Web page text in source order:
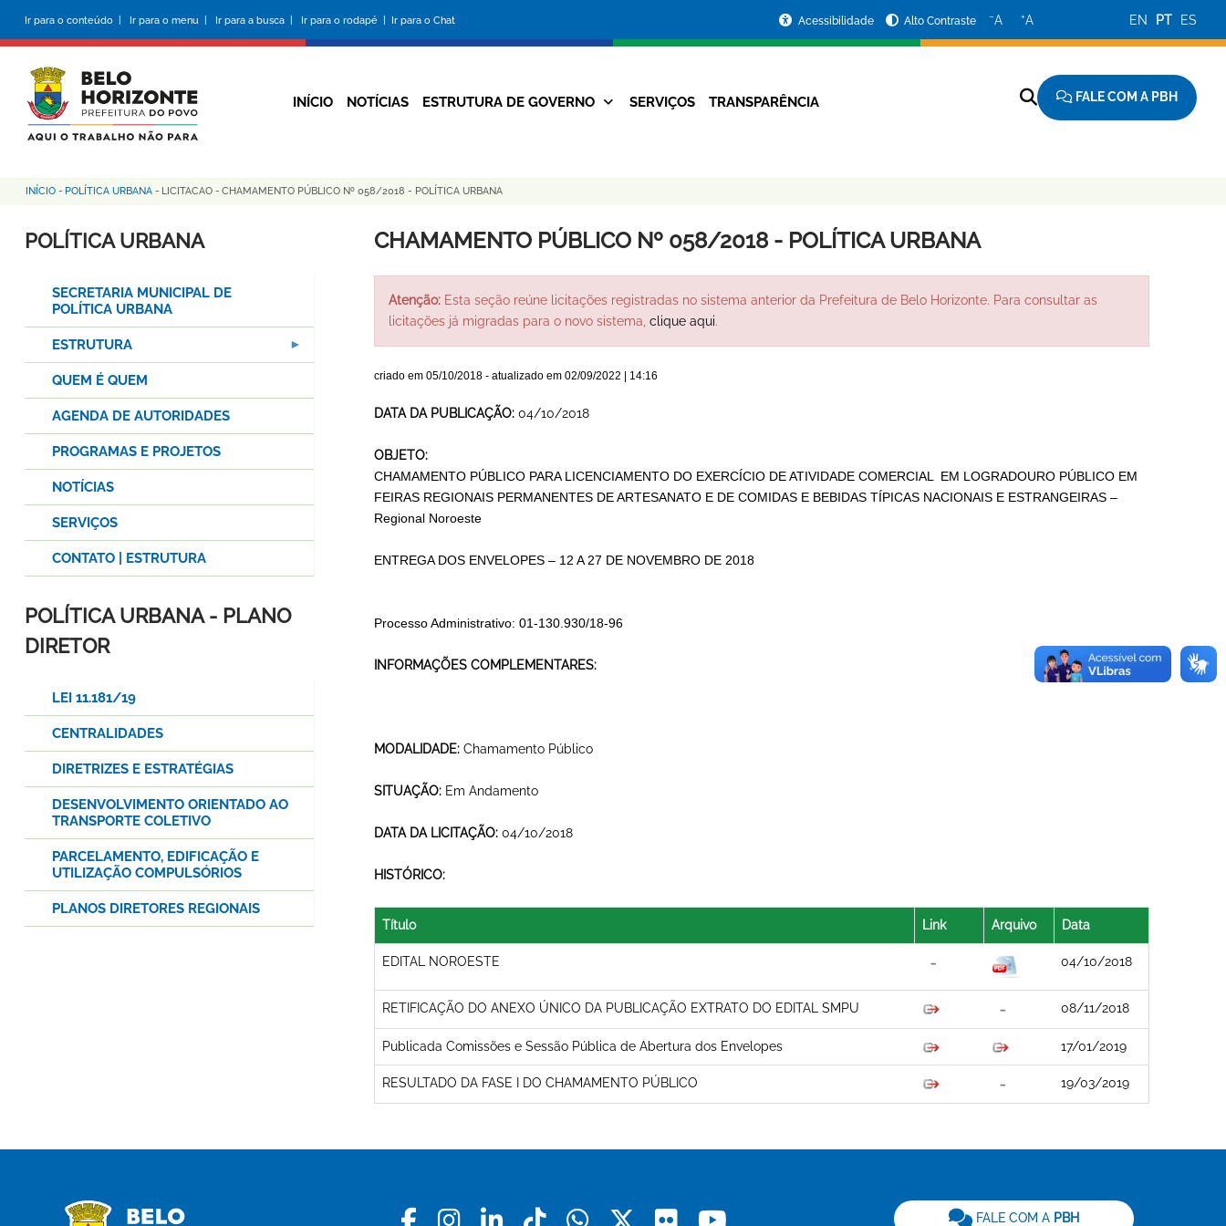
conteúdo
principal
Ir para o conteúdo | Ir para o menu | Ir para a busca | Ir para o rodapé | Ir para o Chat
da
Prefeitura
Acessibilidade Alto Contraste −A +A EN PT ES
Navegação
INÍCIO NOTÍCIAS ESTRUTURA DE GOVERNO SERVIÇOS TRANSPARÊNCIA FALE COM A PBH
Trilha
de
INÍCIO - POLÍTICA URBANA - LICITACAO - CHAMAMENTO PÚBLICO Nº 058/2018 - POLÍTICA URBANA
CHAMAMENTO PÚBLICO Nº 058/2018 - POLÍTICA URBANA
Atenção:Esta seção reúne licitações registradas no sistema anterior da Prefeitura de Belo Horizonte. Para consultar as
licitações já migradas para o novo sistema, clique aqui.
criado em 05/10/2018- atualizado em 02/09/2022 | 14:16
DATA DA PUBLICAÇÃO: 04/10/2018
OBJETO:
CHAMAMENTO PÚBLICO PARA LICENCIAMENTO DO EXERCÍCIO DE ATIVIDADE COMERCIAL EM LOGRADOURO PÚBLICO EM
FEIRAS REGIONAIS PERMANENTES DE ARTESANATO E DE COMIDAS E BEBIDAS TÍPICAS NACIONAIS E ESTRANGEIRAS –
Regional Noroeste
ENTREGA DOS ENVELOPES – 12 A 27 DE NOVEMBRO DE 2018
Processo Administrativo: 01-130.930/18-96
INFORMAÇÕES COMPLEMENTARES:
MODALIDADE: Chamamento Público
SITUAÇÃO: Em Andamento
DATA DA LICITAÇÃO: 04/10/2018
HISTÓRICO:
Título Link Arquivo Data
EDITAL NOROESTE 04/10/2018
RETIFICAÇÃO DO ANEXO ÚNICO DA PUBLICAÇÃO EXTRATO DO EDITAL SMPU 08/11/2018
Publicada Comissões e Sessão Pública de Abertura dos Envelopes 17/01/2019
RESULTADO DA FASE I DO CHAMAMENTO PÚBLICO 19/03/2019
POLÍTICA URBANA
SECRETARIA MUNICIPAL DE
POLÍTICA URBANA
ESTRUTURA
QUEM É QUEM
AGENDA DE AUTORIDADES
PROGRAMAS E PROJETOS
NOTÍCIAS
SERVIÇOS
CONTATO | ESTRUTURA
POLÍTICA URBANA - PLANO
DIRETOR
LEI 11.181/19
CENTRALIDADES
DIRETRIZES E ESTRATÉGIAS
DESENVOLVIMENTO ORIENTADO AO
TRANSPORTE COLETIVO
PARCELAMENTO, EDIFICAÇÃO E
UTILIZAÇÃO COMPULSÓRIOS
PLANOS DIRETORES REGIONAIS
FALE COM A PBH